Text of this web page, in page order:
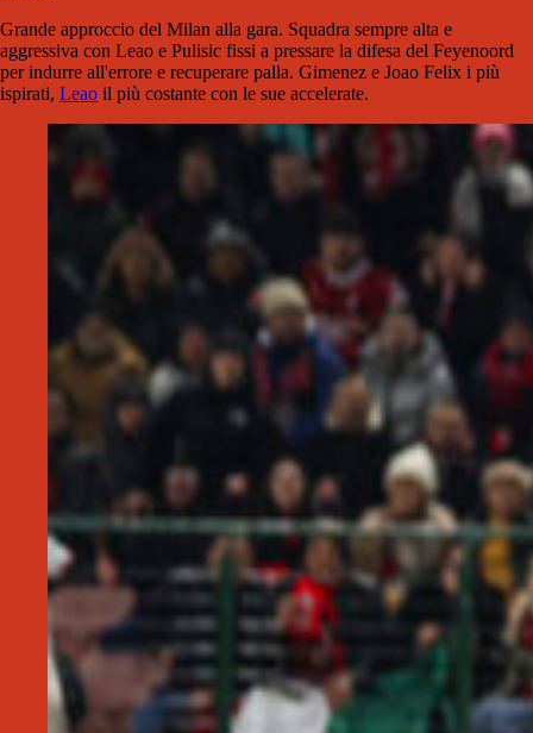
Grande approccio del Milan alla gara. Squadra sempre alta e
aggressiva con Leao e Pulisic fissi a pressare la difesa del Feyenoord
per indurre all'errore e recuperare palla. Gimenez e Joao Felix i più
ispirati, Leao il più costante con le sue accelerate.